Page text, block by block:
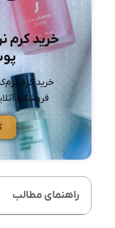
خرید کرم
خرید کرم
فروشگاه
راهنمای مطالب